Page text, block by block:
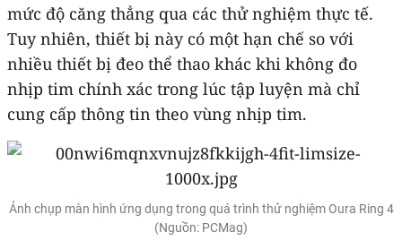
mức độ căng thẳng qua các thử nghiệm thực tế.
Tuy nhiên, thiết bị này có một hạn chế so với
nhiều thiết bị đeo thể thao khác khi không đo
nhịp tim chính xác trong lúc tập luyện mà chỉ
cung cấp thông tin theo vùng nhịp tim.
Ảnh chụp màn hình ứng dụng trong quá trình thử nghiệm Oura Ring 4
(Nguồn: PCMag)